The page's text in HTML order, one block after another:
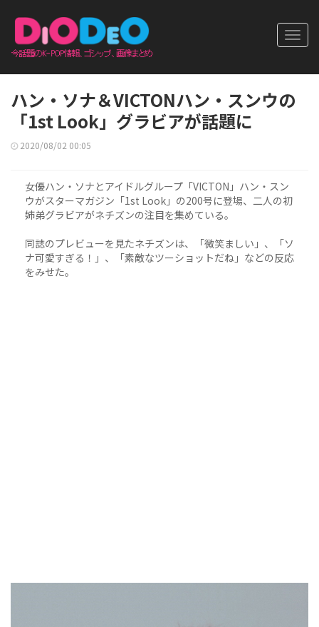
ハン・ソナ＆VICTONハン・スンウの
「1st Look」グラビアが話題に
2020/08/02 00:05
女優ハン・ソナとアイドルグループ「VICTON」ハン・スン
ウがスターマガジン「1st Look」の200号に登場、二人の初
姉弟グラビアがネチズンの注目を集めている。
同誌のプレビューを見たネチズンは、「微笑ましい」、「ソ
ナ可愛すぎる！」、「素敵なツーショットだね」などの反応
をみせた。